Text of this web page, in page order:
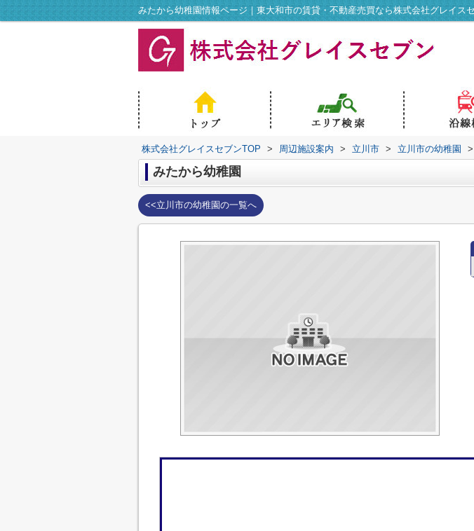
みたから幼稚園情報ページ｜東大和市の賃貸・不動産売買なら株式会社グレイス
株式会社グレイスセブンTOP > 周辺施設案内 > 立川市 > 立川市の幼稚園 >
みたから幼稚園
<<立川市の幼稚園の一覧へ